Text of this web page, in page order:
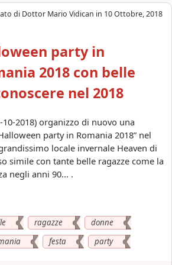
di Dottor Mario Vidican in 10 Ottobre, 2018
party in
2018 con belle
nel 2018
2018) organizzo di nuovo una
party in Romania 2018” nel
locale invernale Heaven di
simile con tante belle ragazze come la
negli anni 90... .
ragazze
donne
festa party